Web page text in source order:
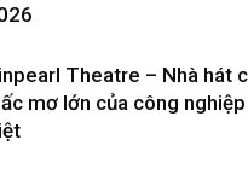
Theatre – Nhà hát
mơ lớn của công